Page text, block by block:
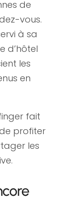
de
vous.
à sa
d’hôtel
les
en
fait
profiter
les